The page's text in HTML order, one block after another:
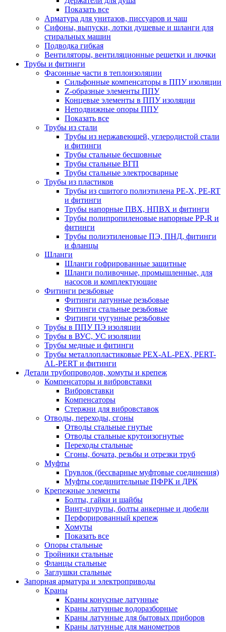
Показать все
Арматура для унитазов, писсуаров и чаш
Сифоны, выпуски, лотки душевые и шланги для
стиральных машин
Подводка гибкая
Вентиляторы, вентиляционные решетки и лючки
Трубы и фитинги
Фасонные части в теплоизоляции
Cильфонные компенсаторы в ППУ изоляции
Z-образные элементы ППУ
Концевые элементы в ППУ изоляции
Неподвижные опоры ППУ
Показать все
Трубы из стали
Трубы из нержавеющей, углеродистой стали
и фитинги
Трубы стальные бесшовные
Трубы стальные ВГП
Трубы стальные электросварные
Трубы из пластиков
Трубы из сшитого полиэтилена PE-X, PE-RT
и фитинги
Трубы напорные ПВХ, НПВХ и фитинги
Трубы полипропиленовые напорные PP-R и
фитинги
Трубы полиэтиленовые ПЭ, ПНД, фитинги
и фланцы
Шланги
Шланги гофрированные защитные
Шланги поливочные, промышленные, для
насосов и комплектующие
Фитинги резьбовые
Фитинги латунные резьбовые
Фитинги стальные резьбовые
Фитинги чугунные резьбовые
Трубы в ППУ ПЭ изоляции
Трубы в ВУС, УС изоляции
Трубы медные и фитинги
Трубы металлопластиковые PEX-AL-PEX, PERT-
AL-PERT и фитинги
Детали трубопроводов, хомуты и крепеж
Компенсаторы и вибровставки
Вибровставки
Компенсаторы
Стержни для вибровставок
Отводы, переходы, сгоны
Отводы стальные гнутые
Отводы стальные крутоизогнутые
Переходы стальные
Сгоны, бочата, резьбы и отрезки труб
Муфты
Грувлок (бессварные муфтовые соединения)
Муфты соединительные ПФРК и ДРК
Крепежные элементы
Болты, гайки и шайбы
Винт-шурупы, болты анкерные и дюбели
Перфорированный крепеж
Хомуты
Показать все
Опоры стальные
Тройники стальные
Фланцы стальные
Заглушки стальные
Запорная арматура и электроприводы
Краны
Краны конусные латунные
Краны латунные водоразборные
Краны латунные для бытовых приборов
Краны латунные для манометров